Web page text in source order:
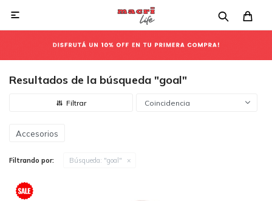

Resultados de la búsqueda "goal"
Coincidencia
Accesorios
Filtrando por: Búsqueda: "goal"